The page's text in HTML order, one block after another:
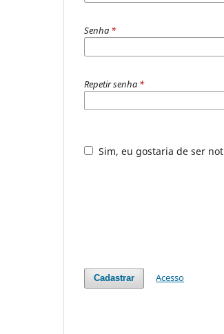
Senha *
Repetir senha *
Sim, eu gostaria de ser
Cadastrar Acesso